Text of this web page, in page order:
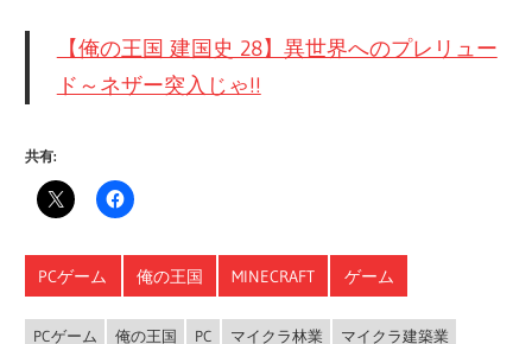
【俺の王国 建国史 28】異世界へのプレリュー
ド～ネザー突入じゃ!!
共有:
PCゲーム 俺の王国 MINECRAFT ゲーム
PCゲーム 俺の王国 PC マイクラ林業
マイクラ建築業